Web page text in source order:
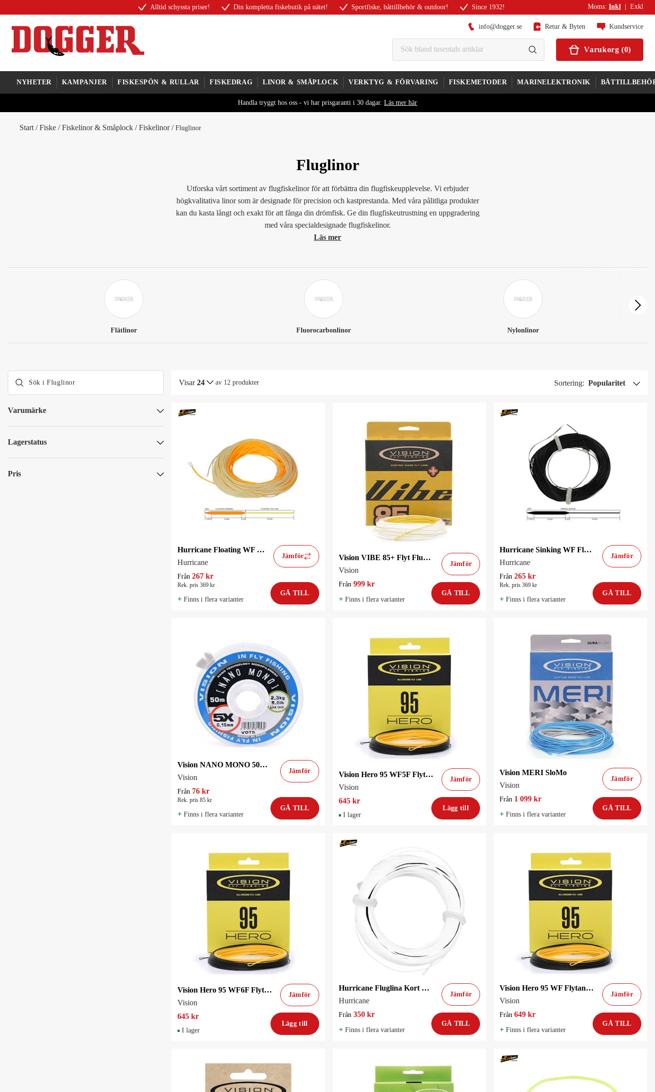
Alltid schyssta priser! Din kompletta fiskebutik på nätet! Sportfiske, båttillbehör & outdoor! Since 1932! Moms: Inkl Exkl
info@dogger.se Retur & Byten Kundservice
Varukorg (0)
NYHETER KAMPANJER FISKESPÖN & RULLAR FISKEDRAG LINOR & SMÅPLOCK VERKTYG & FÖRVARING FISKEMETODER MARINELEKTRONIK
Handla tryggt hos oss - vi har prisgaranti i 30 dagar. Läs mer här
Start /Fiske /Fiskelinor & Småplock /Fiskelinor/ Fluglinor
Fluglinor
Utforska vårt sortiment av flugfiskelinor för att förbättra din flugfiskeupplevelse. Vi erbjuder
högkvalitativa linor som är designade för precision och kastprestanda. Med våra pålitliga produkter
kan du kasta långt och exakt för att fånga din drömfisk. Ge din flugfiskeutrustning en uppgradering
med våra specialdesignade flugfiskelinor.
Läs mer
Flätlinor Fluorocarbonlinor Nylonlinor
Varumärke
Lagerstatus
Pris
Visar24 av 12 produkter Sortering: Popularitet
Hurricane Floating WF Fluglina
Hurricane
Jämför
Från 267 kr
Rek. pris 369 kr
+ Finns i flera varianter
GÅ TILL
Vision VIBE 85+ Flyt Flugfiskelina
Vision
Jämför
Från 999 kr
+ Finns i flera varianter
GÅ TILL
Hurricane Sinking WF Fluglina
Hurricane
Jämför
Från 265 kr
Rek. pris 369 kr
+ Finns i flera varianter
GÅ TILL
Vision NANO MONO 50m tippet
Vision
Jämför
Från 76 kr
Rek. pris 85 kr
+ Finns i flera varianter
GÅ TILL
Vision Hero 95 WF5F Flytande Flugfiskelina
Vision
Jämför
645 kr
I lager
Lägg till
Vision MERI SloMo
Vision
Jämför
Från 1 099 kr
+ Finns i flera varianter
GÅ TILL
Vision Hero 95 WF6F Flytande Flugfiskelina
Vision
Jämför
645 kr
I lager
Lägg till
Hurricane Fluglina Kort Klump Flytande
Hurricane
Jämför
Från 350 kr
+ Finns i flera varianter
GÅ TILL
Vision Hero 95 WF Flytande Flugfiskelina
Vision
Jämför
Från 649 kr
+ Finns i flera varianter
GÅ TILL